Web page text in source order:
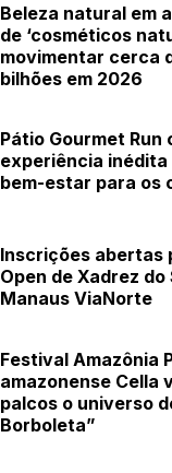
Beleza natural em
de ‘cosméticos
movimentar cerca
bilhões em 2026
Pátio Gourmet Run
experiência inédita
bem-estar para os
Inscrições abertas
Open de Xadrez do
Manaus ViaNorte
Festival Amazônia
amazonense Cella
palcos o universo
Borboleta”